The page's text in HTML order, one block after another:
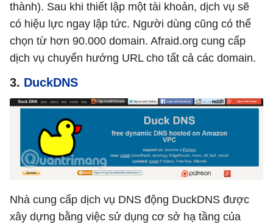
thành). Sau khi thiết lập một tài khoản, dịch vụ sẽ
có hiệu lực ngay lập tức. Người dùng cũng có thể
chọn từ hơn 90.000 domain. Afraid.org cung cấp
dịch vụ chuyển hướng URL cho tất cả các domain.
3. DuckDNS
Nhà cung cấp dịch vụ DNS động DuckDNS được
xây dựng bằng việc sử dụng cơ sở hạ tầng của